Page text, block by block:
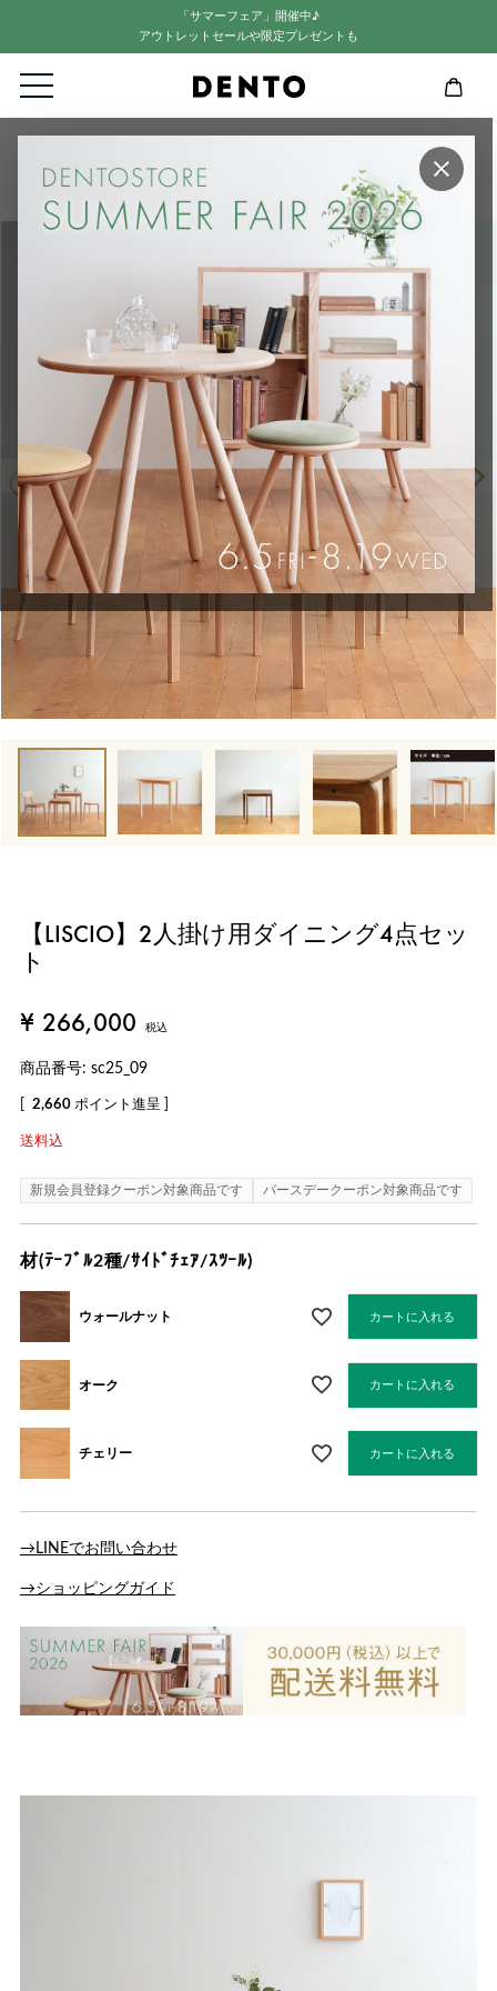
「サマーフェア」開催中♪
アウトレットセールや限定プレゼントも
×
【LISCIO】2人掛け用ダイニング4点セット
【LISCIO】2人掛け用ダイニング4点セッ
ト
¥ 266,000 税込
商品番号 sc25_09
2,660 ポイント進呈 ]
送料込
新規会員登録クーポン対象商品です バースデークーポン対象商品です
材(ﾃｰﾌﾞﾙ2種/ｻｲﾄﾞﾁｪｱ/ｽﾂｰﾙ)
ウォールナット カートに入れる
オーク カートに入れる
チェリー カートに入れる
→LINEでお問い合わせ
→ショッピングガイド